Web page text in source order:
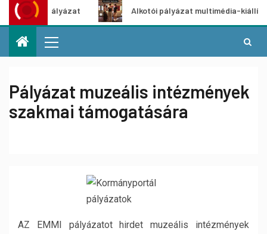
ötletpályázat Alkotói pályázat multimédia-kiállításhoz
Pályázat muzeális intézmények
szakmai támogatására
AZ EMMI pályázatot hirdet muzeális intézmények